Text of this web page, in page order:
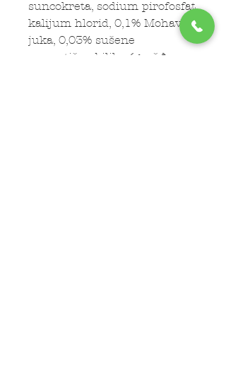
suncokreta, sodium pirofosfat,
kalijum hlorid, 0,1% Mohave
juka, 0,03% sušene
aromatične biljke (grožđe,